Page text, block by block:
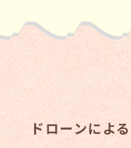
ドローンによる